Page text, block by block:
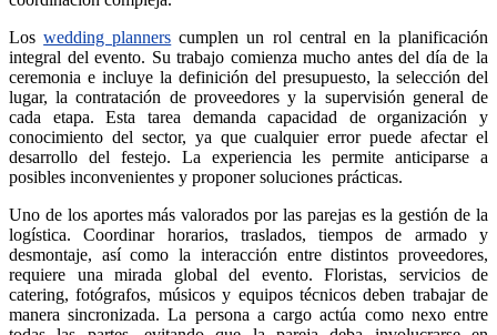
Loswedding planners cumplen un rol central en la planificación
integral del evento. Su trabajo comienza mucho antes del día de la
ceremonia e incluye la definición del presupuesto, la selección del
lugar, la contratación de proveedores y la supervisión general de
cada etapa. Esta tarea demanda capacidad de organización y
conocimiento del sector, ya que cualquier error puede afectar el
desarrollo del festejo. La experiencia les permite anticiparse a
posibles inconvenientes y proponer soluciones prácticas.
Uno de los aportes más valorados por las parejas es la gestión de la
logística. Coordinar horarios, traslados, tiempos de armado y
desmontaje, así como la interacción entre distintos proveedores,
requiere una mirada global del evento. Floristas, servicios de
catering, fotógrafos, músicos y equipos técnicos deben trabajar de
manera sincronizada. La persona a cargo actúa como nexo entre